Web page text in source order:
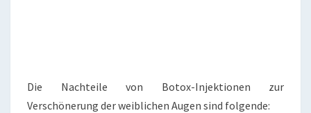
Die Nachteile von Botox-Injektionen zur
Verschönerung der weiblichen Augen sind folgende: